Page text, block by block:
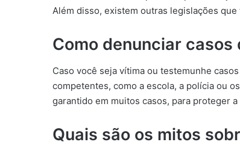
Além disso, existem outras legislações
Como denunciar casos
Caso você seja vítima ou testemunhe
competentes, como a escola, a polícia ou
garantido em muitos casos, para proteger
Quais são os mitos